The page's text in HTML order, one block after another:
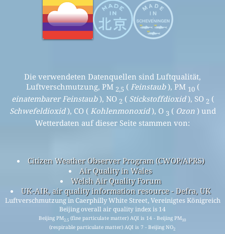
Die verwendeten Datenquellen sind Luftqualität,
Luftverschmutzung, PM 2,5 ( Feinstaub), PM 10(
einatembarer Feinstaub), NO 2 ( Stickstoffdioxid), SO 2 (
Schwefeldioxid), CO ( Kohlenmonoxid), O 3 ( Ozon) und
Wetterdaten auf dieser Seite stammen von:
Citizen Weather Observer Program (CWOP/APRS)
Air Quality in Wales
Welsh Air Quality Forum
UK-AIR, air quality information resource - Defra, UK
Luftverschmutzung in Caerphilly White Street, Vereinigtes Königreich
Beijing overall air quality index is 14
Beijing PM2.5 (fine particulate matter) AQI is 14 - Beijing PM10
(respirable particulate matter) AQI is 7 - Beijing NO2